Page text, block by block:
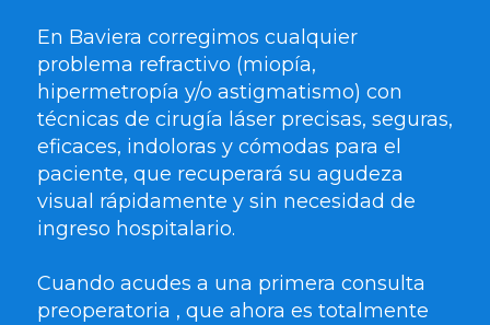
En Baviera corregimos cualquier
problema refractivo (miopía,
hipermetropía y/o astigmatismo) con
técnicas de cirugía láser precisas, seguras,
eficaces, indoloras y cómodas para el
paciente, que recuperará su agudeza
visual rápidamente y sin necesidad de
ingreso hospitalario.
Cuando acudes a una primera consulta
preoperatoria , que ahora es totalmente